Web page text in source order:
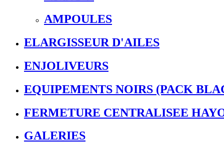
AMPOULES
ELARGISSEUR D'AILES
ENJOLIVEURS
EQUIPEMENTS NOIRS (PACK
FERMETURE CENTRALISEE
GALERIES